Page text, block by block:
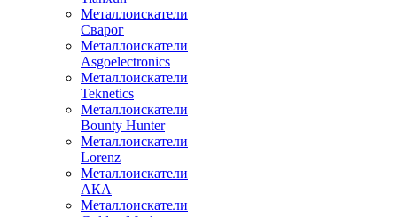
Металлоискатели
Сварог
Металлоискатели
Asgoelectronics
Металлоискатели
Teknetics
Металлоискатели
Bounty Hunter
Металлоискатели
Lorenz
Металлоискатели
АКА
Металлоискатели